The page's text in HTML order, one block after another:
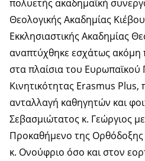
πολυετής ακαδημαϊκή
Θεολογικής Ακαδημίας
Εκκλησιαστικής Ακαδημίας
αναπτύχθηκε εσχάτως ακόμη
στα πλαίσια του
Κινητικότητας Erasmus Plus,
ανταλλαγή καθηγητών και
Σεβασμιώτατος κ. Γεώργιος
Προκαθήμενο της Ορθόδοξης
κ. Ονούφριο όσο και στον